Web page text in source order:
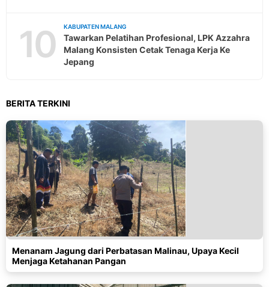
10 KABUPATEN MALANG
Tawarkan Pelatihan Profesional, LPK Azzahra
Malang Konsisten Cetak Tenaga Kerja Ke
Jepang
BERITA TERKINI
Menanam Jagung dari Perbatasan Malinau, Upaya Kecil
Menjaga Ketahanan Pangan